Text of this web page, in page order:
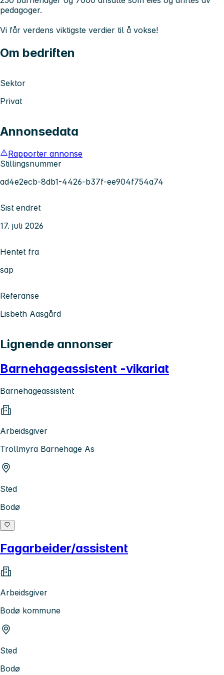
pedagoger.
Vi får verdens viktigste verdier til å vokse!
Om bedriften
Sektor
Privat
Annonsedata
Rapporter annonse
Stillingsnummer
ad4e2ecb-8db1-4426-b37f-ee904f754a74
Sist endret
17. juli 2026
Hentet fra
sap
Referanse
Lisbeth Aasgård
Lignende annonser
Barnehageassistent -vikariat
Barnehageassistent
Arbeidsgiver
Trollmyra Barnehage As
Sted
Bodø
Fagarbeider/assistent
Arbeidsgiver
Bodø kommune
Sted
Bodø